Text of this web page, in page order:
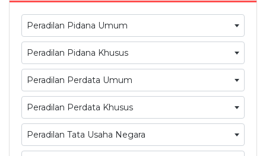
Peradilan Pidana Umum
Peradilan Pidana Khusus
Peradilan Perdata Umum
Peradilan Perdata Khusus
Peradilan Tata Usaha Negara